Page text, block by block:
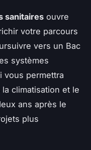
sanitaires ouvre
votre parcours
vers un Bac
systèmes
vous permettra
climatisation et le
ans après le
plus